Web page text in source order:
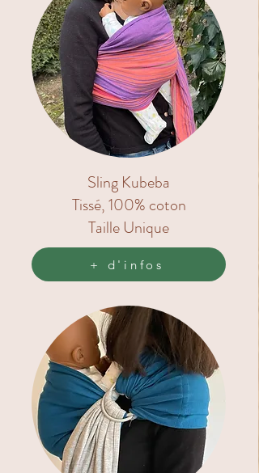
Sling Kubeba
Tissé, 100% coton
Taille Unique
+ d'infos